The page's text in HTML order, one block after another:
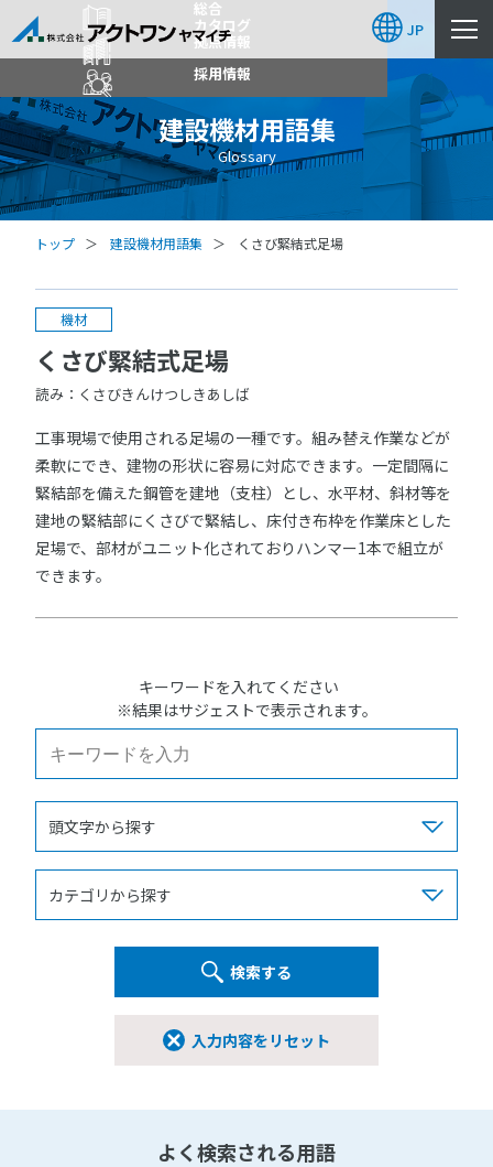
総合
カタログ
拠点情報
採用情報
JP
建設機材用語集
Glossary
トップ 建設機材用語集 くさび緊結式足場
機材
くさび緊結式足場
読み：くさびきんけつしきあしば
工事現場で使用される足場の一種です。組み替え作業などが
柔軟にでき、建物の形状に容易に対応できます。一定間隔に
緊結部を備えた鋼管を建地（支柱）とし、水平材、斜材等を
建地の緊結部にくさびで緊結し、床付き布枠を作業床とした
足場で、部材がユニット化されておりハンマー1本で組立が
できます。
キーワードを入れてください
※結果はサジェストで表示されます。
入力内容をリセット
検索する
よく検索される用語